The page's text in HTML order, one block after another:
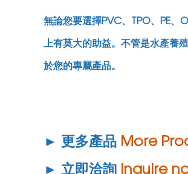
無論您要選擇PVC、TPO、PE、
上有莫大的助益。不管是水產養
於您的專屬產品。
► 更多產品 More
► 立即洽詢 Inquire